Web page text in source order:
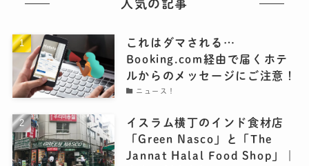
人気の記事
これはダマされる…
Booking.com経由で届くホテ
ルからのメッセージにご注意！
ニュース！
イスラム横丁のインド食材店
「Green Nasco」と「The
Jannat Halal Food Shop」｜